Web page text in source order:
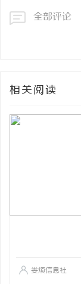
全部评论
相关阅读
娄烦信息社